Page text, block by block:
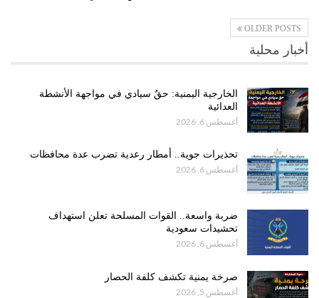
OLDER POSTS
أخبار محلية
الخارجية اليمنية: حقٌ سيادي في مواجهة الأنشطة
العدائية
أغسطس 6, 2026
تحذيرات جوية.. أمطار رعدية تضرب عدة محافظات
أغسطس 6, 2026
ضربة واسعة.. القوات المسلحة تعلن استهداف
تحشيدات سعودية
أغسطس 6, 2026
صرخة يمنية تكشف كلفة الحصار
أغسطس 5, 2026